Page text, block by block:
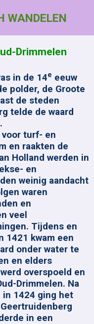
WANDELEN
Drimmelen
in de 14e eeuw
polder, de Groote
de steden
telde de waard
voor turf- en
en raakten de
Holland werden in
en
weinig aandacht
waren
en
veel
Tijdens en
1421 kwam een
onder water te
en elders
overspoeld en
Drimmelen. Na
in 1424 ging het
in een